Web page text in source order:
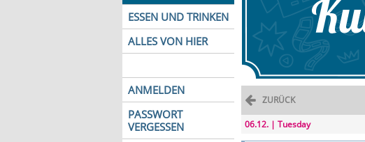
ESSEN UND TRINKEN
ALLES VON HIER
ANMELDEN
PASSWORT
VERGESSEN
ZURÜCK
06.12. | Tuesday